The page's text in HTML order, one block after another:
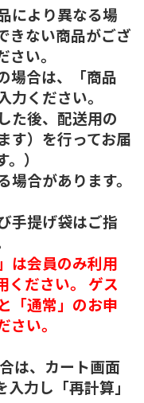
により異なる場
きない商品がござ
い。
場合は、「商品
ください。
た後、配送用の
す）を行ってお届
）
合があります。
手提げ袋はご指
は会員のみ利用
ください。 ゲス
「通常」のお申
い。
は、カート画面
力し「再計算」